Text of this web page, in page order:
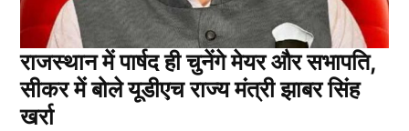
राजस्थान में पार्षद ही चुनेंगे मेयर और सभापति,
सीकर में बोले यूडीएच राज्य मंत्री झाबर सिंह
खर्रा